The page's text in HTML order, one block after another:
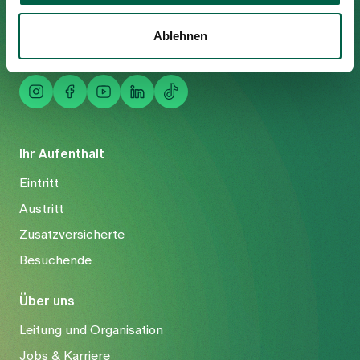
Ablehnen
Ihr Aufenthalt
Eintritt
Austritt
Zusatzversicherte
Besuchende
Über uns
Leitung und Organisation
Jobs & Karriere
+41 44 397 21 11
info@spitalzollikerberg.ch